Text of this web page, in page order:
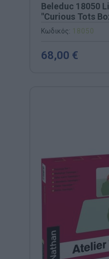
Beleduc 18050
"Curious Tots
Εκπαιδευτικό
Αισθητηριακών
Κωδικός: 18050
68,00 €